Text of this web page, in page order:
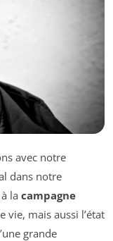
avec notre
dans notre
la campagne
vie, mais aussi l’état
grande